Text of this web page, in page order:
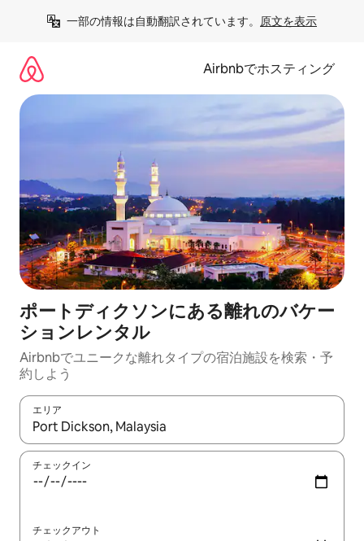
一部の情報は自動翻訳されています。 原文を表示
Airbnbでホスティング
ポートディクソンにある離れのバケー
ションレンタル
Airbnbでユニークな離れタイプの宿泊施設を検索・予
約しよう
エリア
検索結果が表示されたら、上下の矢印キーを使って移動するか
チェックイン
チェックアウト